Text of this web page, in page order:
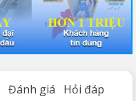
Đánh giá Hỏi đáp